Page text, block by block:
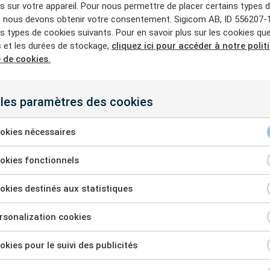
et d’autres zones sensibles.
volumes sonores à un niveau acceptable, les
stricte concernant l’impact de tous ces
de conseil indépendante accréditée pour
des différents événements :
type de mesure sonore depuis une quinzaine
mis à jour notre système pour permettre
amélioration est qu’il permet une
temps réel directement par l’organisateur de
du son à la table de mixage), ce qui peut
et réduire les coûts de main-d’œuvre, en
sur votre appareil. Pour nous permettre de placer certains types
nous devons obtenir votre consentement. Sigicom AB, ID 556207-
types de cookies suivants. Pour en savoir plus sur les cookies
et les durées de stockage, cliquez ici pour accéder à notre
cookies.
paramètres des cookies
nécessaires
fonctionnels
destinés aux statistiques
cookies
pour le suivi des publicités